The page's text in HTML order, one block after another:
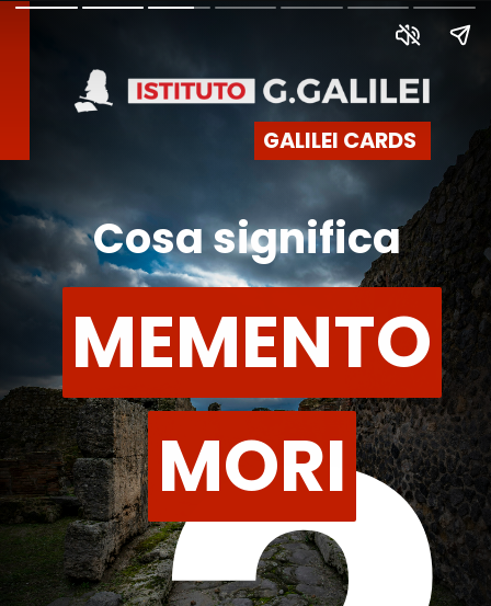
MEMENTO
MORI
MEMENTO
MORI
Cosa significa
GALILEI CARDS